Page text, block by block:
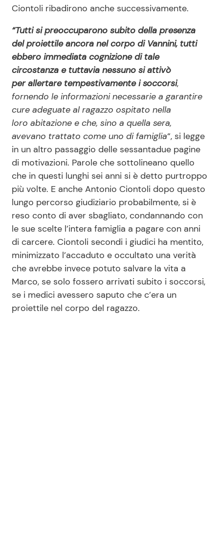
Ciontoli ribadirono anche successivamente.
“Tutti si preoccuparono subito della presenza
del proiettile ancora nel corpo di Vannini, tutti
ebbero immediata cognizione di tale
circostanza e tuttavia nessuno si attivò
per allertare tempestivamente i soccorsi,
fornendo le informazioni necessarie a garantire
cure adeguate al ragazzo ospitato nella
loro abitazione e che, sino a quella sera,
avevano trattato come uno di famiglia“, si legge
in un altro passaggio delle sessantadue pagine
di motivazioni. Parole che sottolineano quello
che in questi lunghi sei anni si è detto purtroppo
più volte. E anche Antonio Ciontoli dopo questo
lungo percorso giudiziario probabilmente, si è
reso conto di aver sbagliato, condannando con
le sue scelte l’intera famiglia a pagare con anni
di carcere. Ciontoli secondi i giudici ha mentito,
minimizzato l’accaduto e occultato una verità
che avrebbe invece potuto salvare la vita a
Marco, se solo fossero arrivati subito i soccorsi,
se i medici avessero saputo che c’era un
proiettile nel corpo del ragazzo.